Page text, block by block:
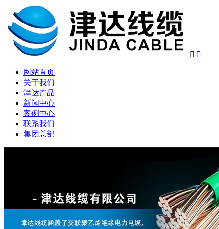
 
网站首页
关于我们
津达产品
新闻中心
案例中心
联系我们
集团总部